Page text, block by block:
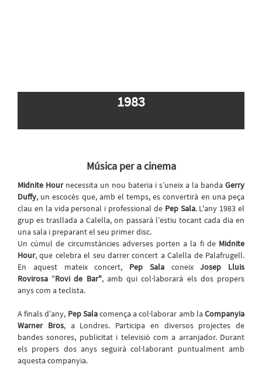
1983
Música per a cinema
Midnite Hournecessita un nou bateria i s’uneix a la banda Gerry
Duffy, un escocès que, amb el temps, es convertirà en una peça
clau en la vida personal i professional de Pep Sala. L'any 1983 el
grup es trasllada a Calella, on passarà l’estiu tocant cada dia en
una sala i preparant el seu primer disc.
Un cúmul de circumstàncies adverses porten a la fi de Midnite
Hour, que celebra el seu darrer concert a Calella de Palafrugell.
En aquest mateix concert, Pep SalaconeixJosep Lluis
Rovirosa "Rovi de Bar", amb qui col·laborarà els dos propers
anys com a teclista.
A finals d’any, Pep Salacomença a col·laborar amb laCompanyia
Warner Bros, a Londres. Participa en diversos projectes de
bandes sonores, publicitat i televisió com a arranjador. Durant
els propers dos anys seguirà col·laborant puntualment amb
aquesta companyia.